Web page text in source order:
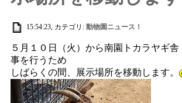
15:54:23, カテゴリ:動物園ニュース！
５月１０日（火）から南園トカラヤギ
事を行うため
しばらくの間、展示場所を移動します。